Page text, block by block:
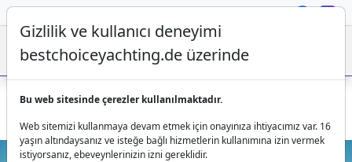
Tesoro T50 Goldfinger – Mallorca Çıkışlı 15m Günlük
Gizlilik ve kullanıcı deneyimi
bestchoiceyachting.de üzerinde
Bu web sitesinde çerezler kullanılmaktadır.
Web sitemizi kullanmaya devam etmek için onayınıza ihtiyacımız var. 16
yaşın altındaysanız ve isteğe bağlı hizmetlerin kullanımına izin vermek
istiyorsanız, ebeveynlerinizin izni gereklidir.